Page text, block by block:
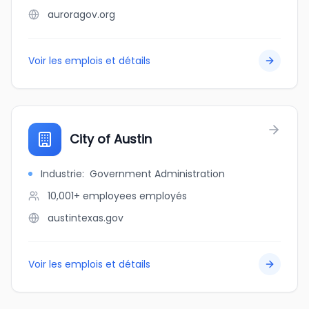
auroragov.org
Voir les emplois et détails
City of Austin
Industrie: Government Administration
10,001+ employees employés
austintexas.gov
Voir les emplois et détails